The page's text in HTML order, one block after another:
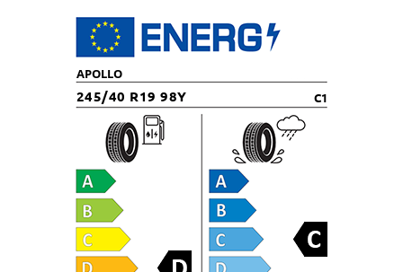
APOLLO
245/40 R19 98Y C1